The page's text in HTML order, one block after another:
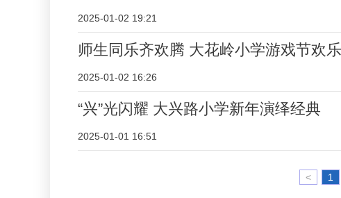
2025-01-02 19:21
师生同乐齐欢腾 大花岭小学游戏节欢
2025-01-02 16:26
“兴”光闪耀 大兴路小学新年演绎经典
2025-01-01 16:51
< 1